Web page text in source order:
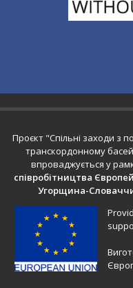
Проєкт "Спільні заходи з
транскордонному
впроваджується у
співробітництва
Угорщина-